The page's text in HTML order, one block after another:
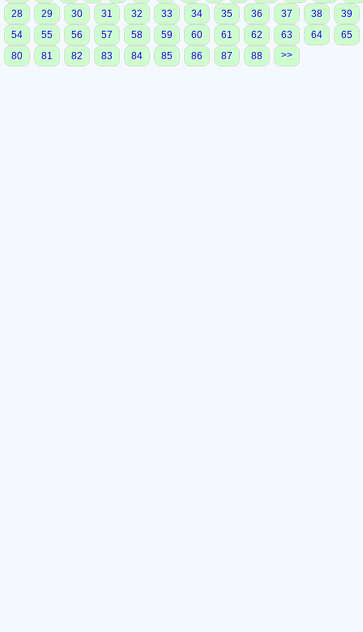
28
29 30 31 32 33 34 35 36 37 38
39
54
55 56 57 58 59 60 61 62 63 64
65
80
81 82 83 84 85 86 87 88 >>